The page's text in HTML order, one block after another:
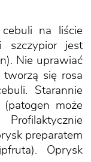
na liście
szczypior jest
Nie uprawiać
się rosa
Starannie
może
preparatem
Oprysk